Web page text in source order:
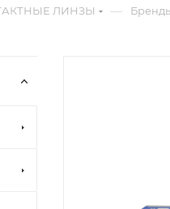
ЛИНЗЫ —